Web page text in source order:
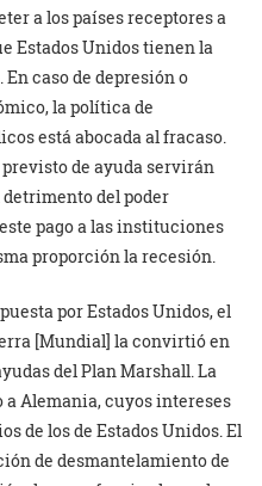
a los países receptores a
Estados Unidos tienen la
caso de depresión o
la política de
está abocada al fracaso.
previsto de ayuda servirán
detrimento del poder
pago a las instituciones
proporción la recesión.
por Estados Unidos, el
[Mundial] la convirtió en
del Plan Marshall. La
Alemania, cuyos intereses
de los de Estados Unidos. El
de desmantelamiento de